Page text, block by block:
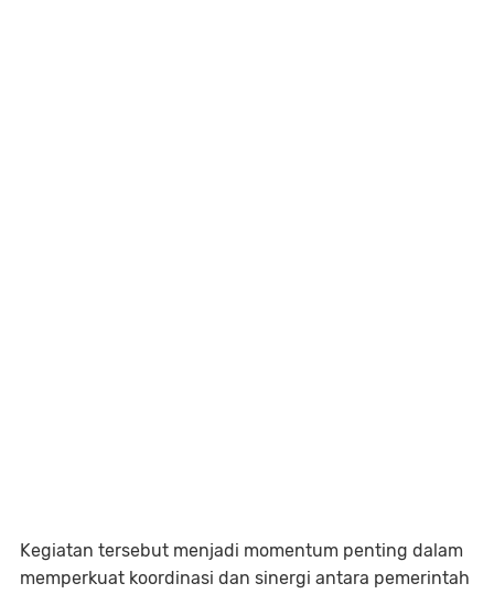
Kegiatan tersebut menjadi momentum penting dalam
memperkuat koordinasi dan sinergi antara pemerintah